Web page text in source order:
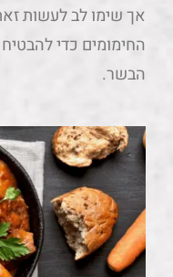
אך שימו לב לעשות
החימומים כדי
הבשר.